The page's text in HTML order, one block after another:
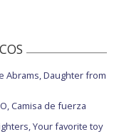
Abrams, Daughter from
Camisa de fuerza
Your favorite toy